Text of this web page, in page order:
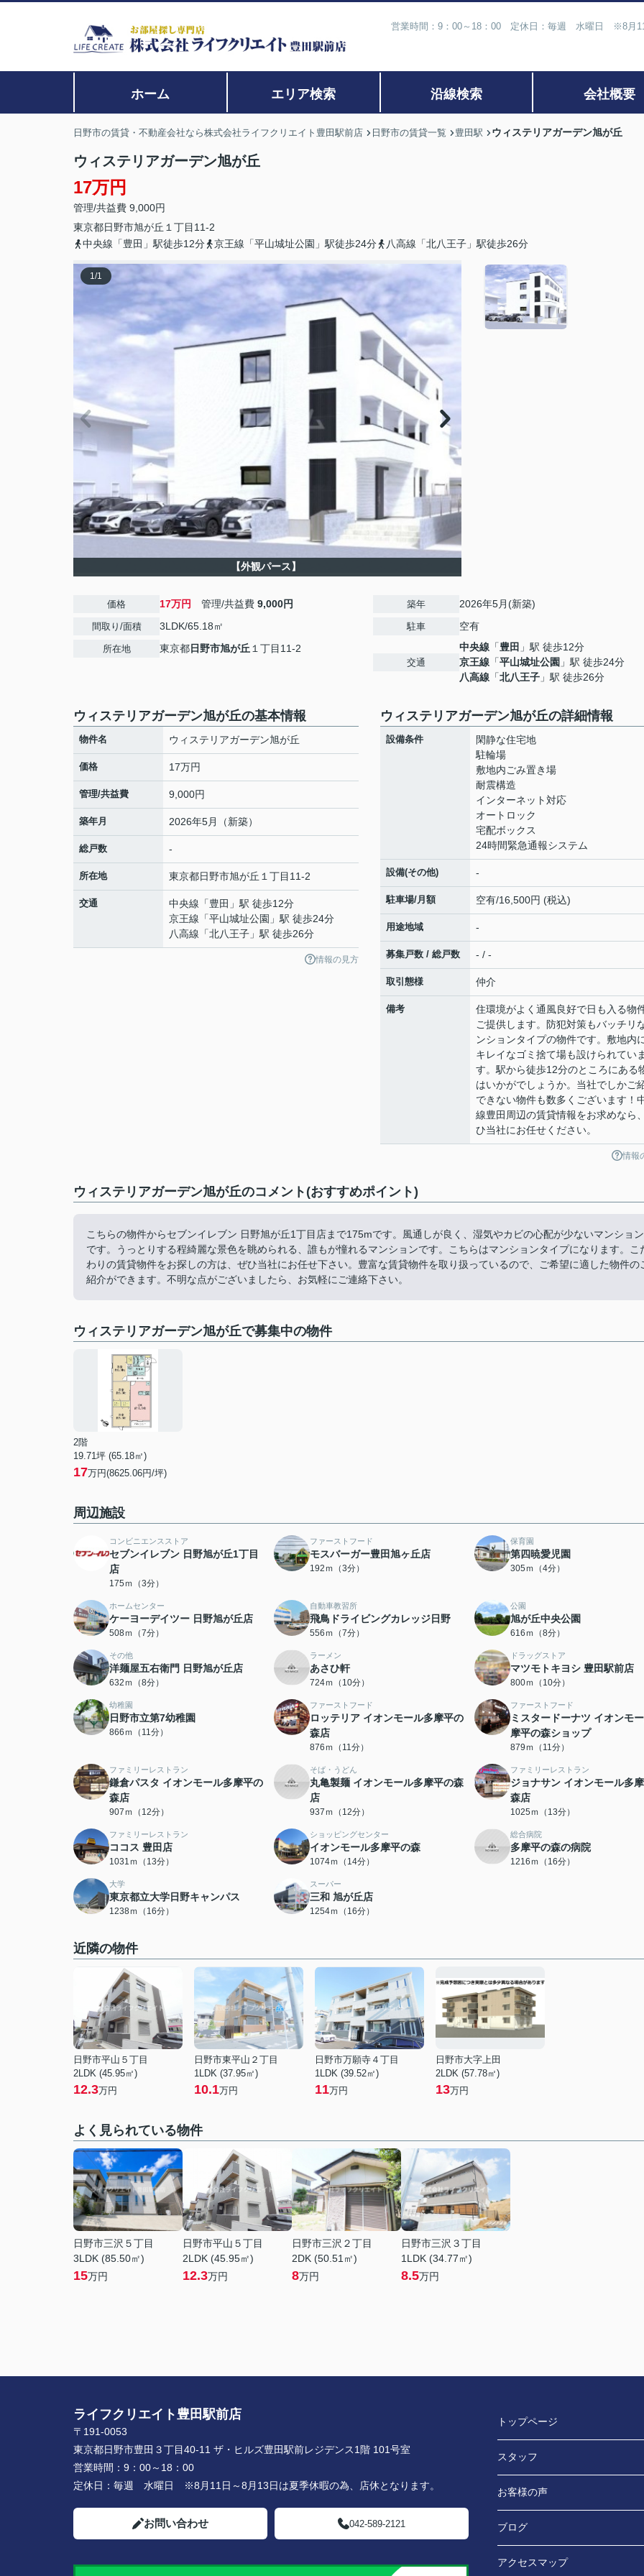
営業時間：9：00～18：00 定休日：毎週 水曜日 ※8月11
ホーム エリア検索 沿線検索 会社概要
日野市の賃貸・不動産会社なら株式会社ライフクリエイト豊田駅前店 日野市の賃貸一覧 豊田駅 ウィステリアガーデン旭が丘
ウィステリアガーデン旭が丘
17万円
管理/共益費 9,000円
東京都日野市旭が丘 １丁目11-2
中央線「豊田」駅徒歩12分
京王線「平山城址公園」駅徒歩24分 八高線「北八王子」駅徒歩26分
1/1
【外観パース】
価格 17万円 管理/共益費 9,000円
間取り/面積 3LDK/65.18㎡
所在地 東京都日野市旭が丘 １丁目11-2
築年 2026年5月(新築)
駐車 空有
交通
中央線 「豊田 」駅 徒歩12分
京王線 「平山城址公園 」駅 徒歩24分
八高線 「北八王子 」駅 徒歩26分
ウィステリアガーデン旭が丘の基本情報
物件名 ウィステリアガーデン旭が丘
価格 17万円
管理/共益費 9,000円
築年月 2026年5月（新築）
総戸数 -
所在地 東京都日野市旭が丘 １丁目11-2
交通 中央線 「豊田 」駅 徒歩12分
京王線 「平山城址公園 」駅 徒歩24分
八高線 「北八王子 」駅 徒歩26分
情報の見方
ウィステリアガーデン旭が丘の詳細情報
設備条件
閑静な住宅地
駐輪場
敷地内ごみ置き場
耐震構造
インターネット対応
オートロック
宅配ボックス
24時間緊急通報システム
設備(その他) -
駐車場/月額 空有/16,500円 (税込)
用途地域 -
募集戸数 / 総戸数 - / -
取引態様 仲介
備考
住環境がよく通風良好で日も入る物
ご提供します。防犯対策もバッチリ
ンションタイプの物件です。敷地内
キレイなゴミ捨て場も設けられていま
す。駅から徒歩12分のところにある
はいかがでしょうか。当社でしかご
できない物件も数多くございます！
線豊田周辺の賃貸情報をお求めなら
ひ当社にお任せください。
情報
ウィステリアガーデン旭が丘のコメント(おすすめポイント)
こちらの物件からセブンイレブン 日野旭が丘1丁目店まで175mです。風通しが良く、湿気やカビの心配が少ないマンション
です。うっとりする程綺麗な景色を眺められる、誰もが憧れるマンションです。こちらはマンションタイプになります。こ
わりの賃貸物件をお探しの方は、ぜひ当社にお任せ下さい。豊富な賃貸物件を取り扱っているので、ご希望に適した物件の
紹介ができます。不明な点がございましたら、お気軽にご連絡下さい。
ウィステリアガーデン旭が丘で募集中の物件
2階
19.71坪 (65.18㎡)
17万円(8625.06円/坪)
周辺施設
コンビニエンスストア
セブンイレブン 日野旭が丘1丁目
店
175ｍ（3分）
ファーストフード
モスバーガー豊田旭ヶ丘店
192ｍ（3分）
保育園
第四暁愛児園
305ｍ（4分）
ホームセンター
ケーヨーデイツー 日野旭が丘店
508ｍ（7分）
自動車教習所
飛鳥ドライビングカレッジ日野
556ｍ（7分）
公園
旭が丘中央公園
616ｍ（8分）
その他
洋麺屋五右衛門 日野旭が丘店
632ｍ（8分）
ラーメン
あさひ軒
724ｍ（10分）
ドラッグストア
マツモトキヨシ 豊田駅前店
800ｍ（10分）
幼稚園
日野市立第7幼稚園
866ｍ（11分）
ファーストフード
ロッテリア イオンモール多摩平の
森店
876ｍ（11分）
ファーストフード
ミスタードーナツ イオンモ
摩平の森ショップ
879ｍ（11分）
ファミリーレストラン
鎌倉パスタ イオンモール多摩平の
森店
907ｍ（12分）
そば・うどん
丸亀製麺 イオンモール多摩平の森
店
937ｍ（12分）
ファミリーレストラン
ジョナサン イオンモール多
森店
1025ｍ（13分）
ファミリーレストラン
ココス 豊田店
1031ｍ（13分）
ショッピングセンター
イオンモール多摩平の森
1074ｍ（14分）
総合病院
多摩平の森の病院
1216ｍ（16分）
大学
東京都立大学日野キャンパス
1238ｍ（16分）
スーパー
三和 旭が丘店
1254ｍ（16分）
近隣の物件
日野市平山５丁目
2LDK (45.95㎡)
12.3万円
日野市東平山２丁目
1LDK (37.95㎡)
10.1万円
日野市万願寺４丁目
1LDK (39.52㎡)
11万円
日野市大字上田
2LDK (57.78㎡)
13万円
よく見られている物件
日野市三沢５丁目
3LDK (85.50㎡)
15万円
日野市平山５丁目
2LDK (45.95㎡)
12.3万円
日野市三沢２丁目
2DK (50.51㎡)
8万円
日野市三沢３丁目
1LDK (34.77㎡)
8.5万円
ライフクリエイト豊田駅前店
〒191-0053
東京都日野市豊田３丁目40-11 ザ・ヒルズ豊田駅前レジデンス1階 101号室
営業時間： 9：00～18：00
定休日： 毎週 水曜日 ※8月11日～8月13日は夏季休暇の為、店休となります。
お問い合わせ 042-589-2121
トップページ
スタッフ
お客様の声
ブログ
アクセスマップ